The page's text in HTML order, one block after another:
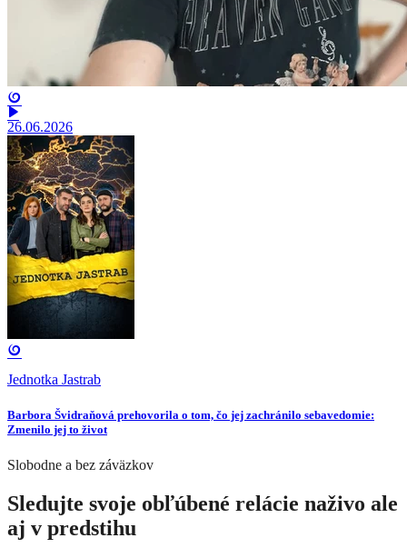
26.06.2026
Jednotka Jastrab
Barbora Švidraňová prehovorila o tom, čo jej zachránilo sebavedomie:
Zmenilo jej to život
Slobodne a bez záväzkov
Sledujte svoje obľúbené relácie naživo ale
aj v predstihu